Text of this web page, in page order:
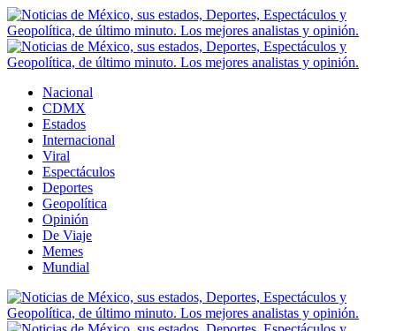
Nacional
CDMX
Estados
Internacional
Viral
Espectáculos
Deportes
Geopolítica
Opinión
De Viaje
Memes
Mundial